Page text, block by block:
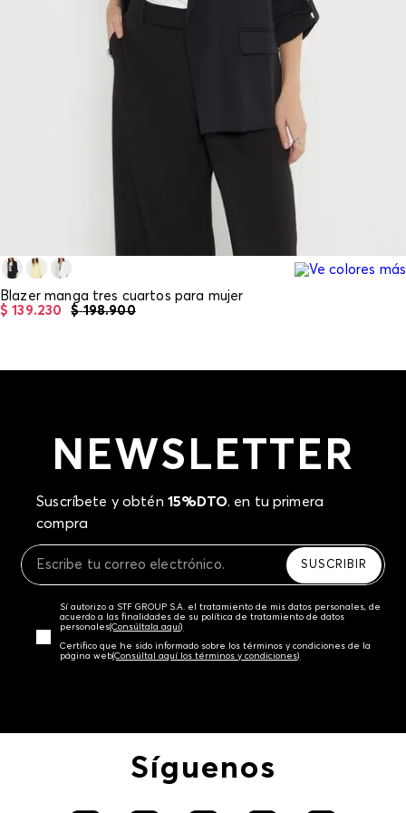
Blazer manga tres cuartos para mujer
$ 198.900
$ 139.230
NEWSLETTER
Suscríbete y obtén 15%DTO. en tu primera
compra
SUSCRIBIR
Sí autorizo a STF GROUP S.A. el tratamiento de mis datos personales, de
acuerdo a las finalidades de su política de tratamiento de datos
personales‎(Consúltala aquí)
Certifico que he sido informado sobre los términos y condiciones de la
página web‎(Consúltal aquí los términos y condiciones)
Síguenos